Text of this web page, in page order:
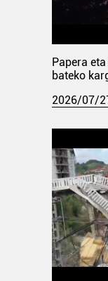
Papera
bateko
2026/07/